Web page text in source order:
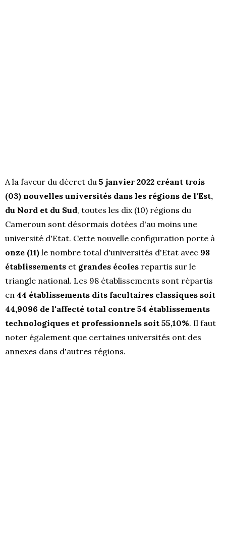
A la faveur du décret du 5 janvier 2022 créant trois
(03) nouvelles universités dans les régions de l'Est,
du Nord et du Sud, toutes les dix (10) régions du
Cameroun sont désormais dotées d'au moins une
université d'Etat. Cette nouvelle configuration porte à
onze (11) le nombre total d'universités d'Etat avec 98
établissements et grandes écoles repartis sur le
triangle national. Les 98 établissements sont répartis
en 44 établissements dits facultaires classiques soit
44,9096 de l'affecté total contre 54 établissements
technologiques et professionnels soit 55,10%. Il faut
noter également que certaines universités ont des
annexes dans d'autres régions.